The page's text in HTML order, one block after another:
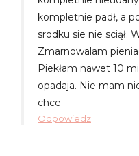
kompletnie padł, a
srodku sie nie sciął.
Zmarnowalam
Piekłam nawet 10
opadaja. Nie mam
chce
Odpowiedz